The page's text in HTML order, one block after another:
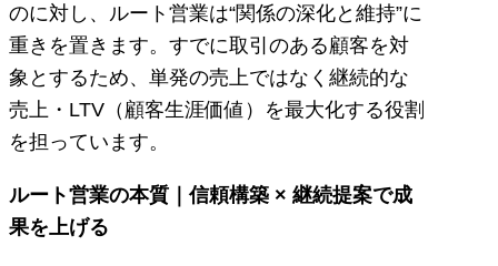
のに対し、ルート営業は“関係の深化と維持”に
重きを置きます。すでに取引のある顧客を対
象とするため、単発の売上ではなく継続的な
売上・LTV（顧客生涯価値）を最大化する役割
を担っています。
ルート営業の本質｜信頼構築 × 継続提案で成
果を上げる